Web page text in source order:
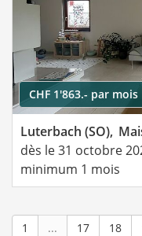
CHF 1'863.- par mois
Luterbach (SO),
dès le 31 octobre
minimum 1 mois
1 ... 17 18